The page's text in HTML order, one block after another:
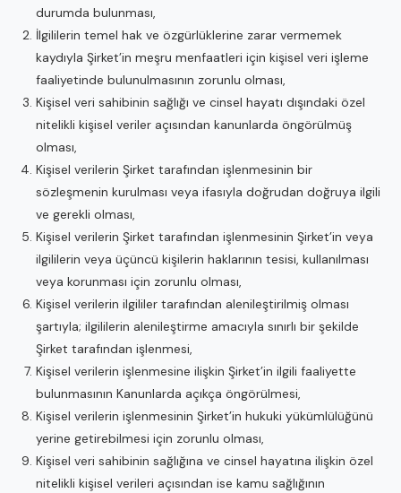
durumda bulunması,
İlgililerin temel hak ve özgürlüklerine zarar vermemek
kaydıyla Şirket’in meşru menfaatleri için kişisel veri işleme
faaliyetinde bulunulmasının zorunlu olması,
Kişisel veri sahibinin sağlığı ve cinsel hayatı dışındaki özel
nitelikli kişisel veriler açısından kanunlarda öngörülmüş
olması,
Kişisel verilerin Şirket tarafından işlenmesinin bir
sözleşmenin kurulması veya ifasıyla doğrudan doğruya ilgili
ve gerekli olması,
Kişisel verilerin Şirket tarafından işlenmesinin Şirket’in veya
ilgililerin veya üçüncü kişilerin haklarının tesisi, kullanılması
veya korunması için zorunlu olması,
Kişisel verilerin ilgililer tarafından alenileştirilmiş olması
şartıyla; ilgililerin alenileştirme amacıyla sınırlı bir şekilde
Şirket tarafından işlenmesi,
Kişisel verilerin işlenmesine ilişkin Şirket’in ilgili faaliyette
bulunmasının Kanunlarda açıkça öngörülmesi,
Kişisel verilerin işlenmesinin Şirket’in hukuki yükümlülüğünü
yerine getirebilmesi için zorunlu olması,
Kişisel veri sahibinin sağlığına ve cinsel hayatına ilişkin özel
nitelikli kişisel verileri açısından ise kamu sağlığının